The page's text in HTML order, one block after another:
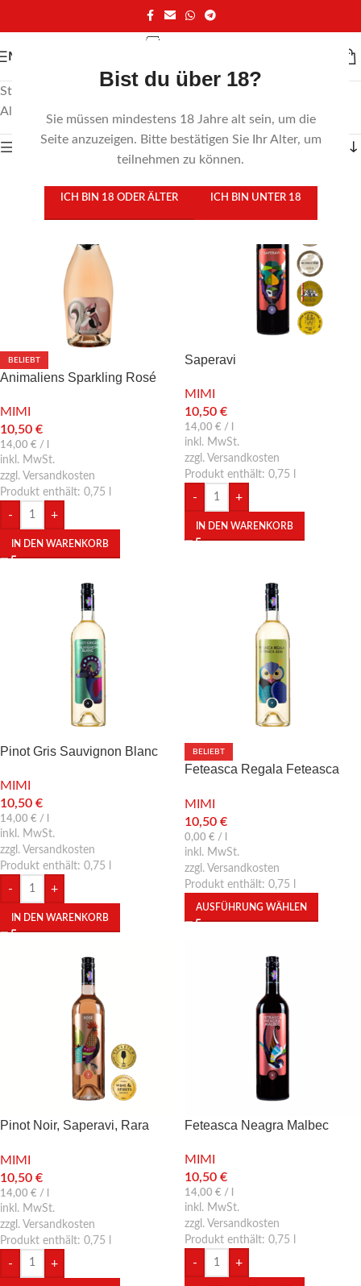
Bist du über 18?
Sie müssen mindestens 18 Jahre alt sein, um die
Seite anzuzeigen. Bitte bestätigen Sie Ihr Alter, um
teilnehmen zu können.
ICH BIN 18 ODER ÄLTER ICH BIN UNTER 18
MENÜ
Start
Alle 10 Ergebnisse werden angezeigt
Zeige Sidebar
BELIEBT
Animaliens Sparkling Rosé
MIMI
10,50 €
14,00 € /
inkl. MwSt.
zzgl. Versandkosten
Produkt enthält: 0,75
- +
IN DEN WARENKORB
Saperavi
MIMI
10,50 €
14,00 € /
inkl. MwSt.
zzgl. Versandkosten
Produkt enthält: 0,75
- +
IN DEN WARENKORB
Pinot Gris Sauvignon Blanc
MIMI
10,50 €
14,00 € /
inkl. MwSt.
zzgl. Versandkosten
Produkt enthält: 0,75
- +
IN DEN WARENKORB
BELIEBT
Feteasca Regala Feteasca
MIMI
10,50 €
0,00 € /
inkl. MwSt.
zzgl. Versandkosten
Produkt enthält: 0,75
AUSFÜHRUNG WÄHLEN
Pinot Noir, Saperavi, Rara
MIMI
10,50 €
14,00 € /
inkl. MwSt.
zzgl. Versandkosten
Produkt enthält: 0,75
- +
Feteasca Neagra Malbec
MIMI
10,50 €
14,00 € /
inkl. MwSt.
zzgl. Versandkosten
Produkt enthält: 0,75
- +